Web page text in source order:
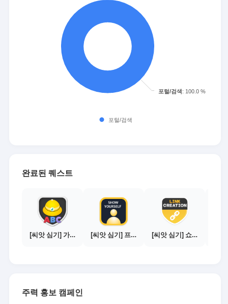
완료된 퀘스트
[씨앗 심기] 가이드보기 - 매체별 활동 가이드 [씨앗 심기] 프로필 사진 등록하기 [씨앗 심기] 쇼핑몰 링크 발급하기 - 제휴몰 10곳
주력 홍보 캠페인